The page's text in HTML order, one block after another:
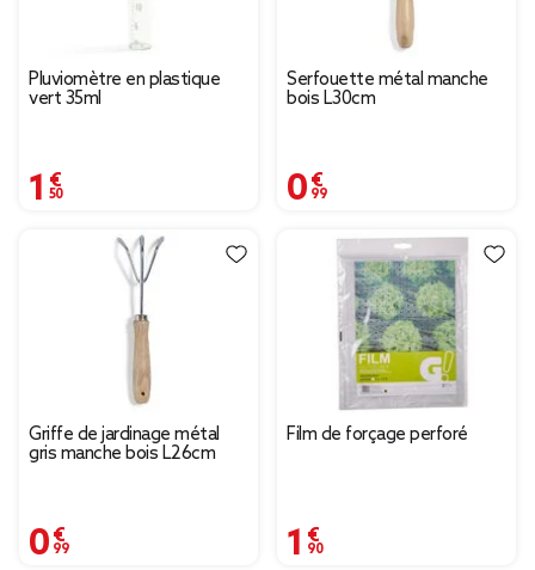
Pluviomètre en plastique
vert 35ml
1,50 €
Serfouette métal manche
bois L30cm
0,99 €
Griffe de jardinage métal
gris manche bois L26cm
0,99 €
Film de forçage perforé
1,90 €